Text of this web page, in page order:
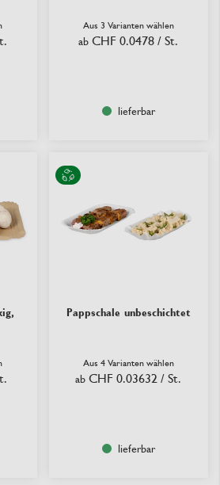
Aus 3 Varianten wählen
ab CHF 0.0478 / St.
lieferbar
Pappschale unbeschichtet
Aus 4 Varianten wählen
ab CHF 0.03632 / St.
lieferbar